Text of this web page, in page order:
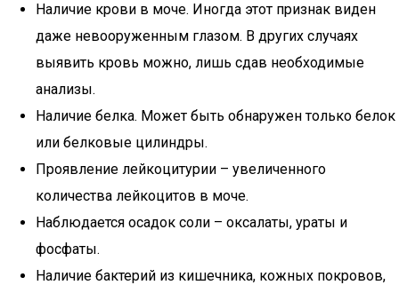
Наличие крови в моче. Иногда этот признак виден
даже невооруженным глазом. В других случаях
выявить кровь можно, лишь сдав необходимые
анализы.
Наличие белка. Может быть обнаружен только белок
или белковые цилиндры.
Проявление лейкоцитурии – увеличенного
количества лейкоцитов в моче.
Наблюдается осадок соли – оксалаты, ураты и
фосфаты.
Наличие бактерий из кишечника, кожных покровов,